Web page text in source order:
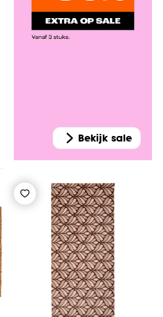
Bekijk sale